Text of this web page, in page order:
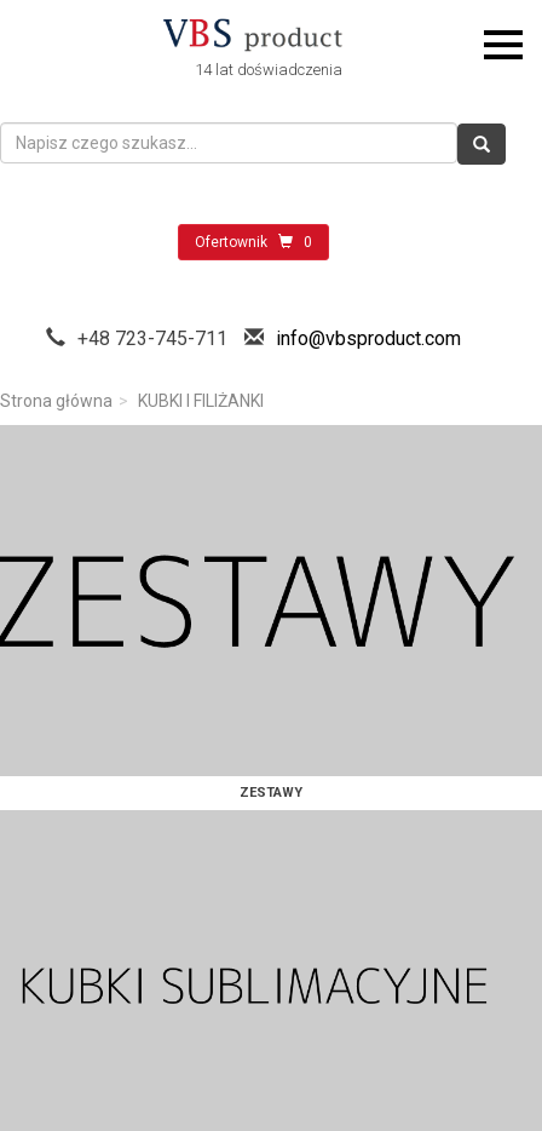
14 lat doświadczenia
Ofertownik 0
+48 723-745-711 info@vbsproduct.com
Strona główna KUBKI I FILIŻANKI
ZESTAWY